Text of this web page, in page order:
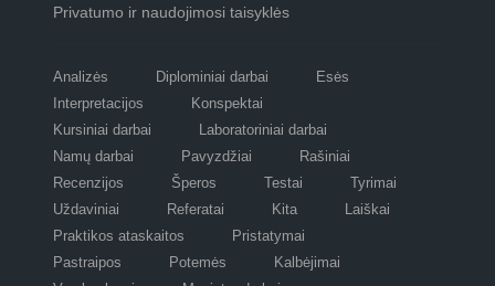
Privatumo ir naudojimosi taisyklės
Analizės Diplominiai darbai
Esės
Interpretacijos
Konspektai
Kursiniai darbai
Laboratoriniai darbai
Namų darbai
Pavyzdžiai
Rašiniai
Recenzijos
Šperos Testai
Tyrimai
Uždaviniai
Referatai Kita
Laiškai
Praktikos ataskaitos
Pristatymai
Pastraipos
Potemės
Kalbėjimai